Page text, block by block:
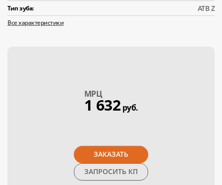
Тип зуба: АТВ Z
Все характеристики
МPЦ
1 632руб.
ЗАКАЗАТЬ
ЗАПРОСИТЬ КП